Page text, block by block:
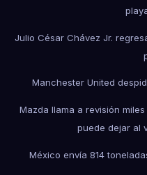
Julio César Chávez Jr.
Manchester United
Mazda llama a revisión
puede dejar al
México envía 814